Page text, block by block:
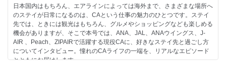
28 ZIPAIR
30 ジェットスター・ジャパン
32 スプリング・ジャパン
33 IBEXエアラインズ
34 日本エアコミューター
35 琉球エアーコミューター
でみましょう。
8 特集 関空に誕生！複合訓練施設“モモトレ”
人材育成強化で
Peachが描く新時代
日本国内はもちろん、エアラインによっては海外まで、さまざまな場所へ
のステイが日常になるのは、CAという仕事の魅力のひとつです。ステイ
先では、ときには観光はもちろん、グルメやショッピングなども楽しめる
機会がありますが、そこで本号では、ANA、JAL、ANAウイングス、J-
AIR 、Peach、ZIPAIRで活躍する現役CAに、好きなステイ先と過ごし方
についてインタビュー。憧れのCAライフの一端を、リアルなエピソード
とともにお届けします。